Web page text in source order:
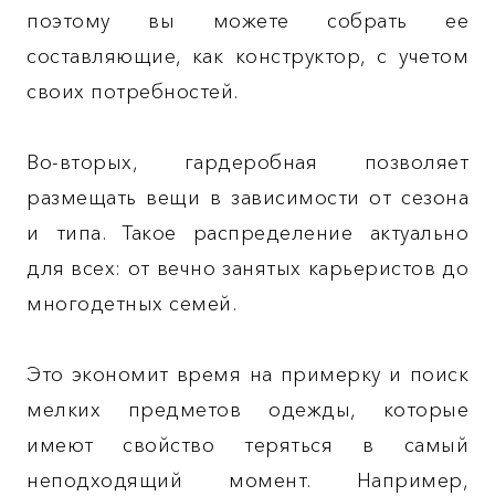
поэтому вы можете собрать ее
составляющие, как конструктор, с учетом
своих потребностей.
Во-вторых, гардеробная позволяет
размещать вещи в зависимости от сезона
и типа. Такое распределение актуально
для всех: от вечно занятых карьеристов до
многодетных семей.
Это экономит время на примерку и поиск
мелких предметов одежды, которые
имеют свойство теряться в самый
неподходящий момент. Например,